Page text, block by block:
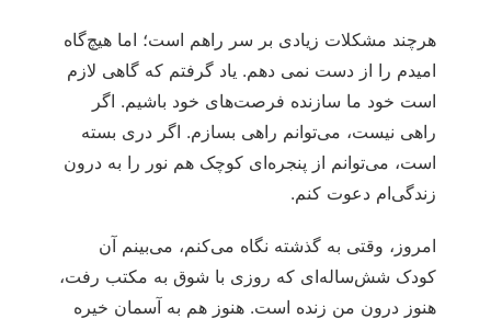
هرچند مشکلات زیادی بر سر راهم است؛ اما هیچ‌گاه
امیدم را از دست نمی دهم. یاد گرفتم که گاهی لازم
است خود ما سازنده فرصت‌های خود باشیم. اگر
راهی نیست، می‌توانم راهی بسازم. اگر دری بسته
است، می‌توانم از پنجره‌ای کوچک هم نور را به درون
زندگی‌ام دعوت کنم.
امروز، وقتی به گذشته نگاه می‌کنم، می‌بینم آن
کودک شش‌ساله‌ای که روزی با شوق به مکتب رفت،
هنوز درون من زنده است. هنوز هم به آسمان خیره